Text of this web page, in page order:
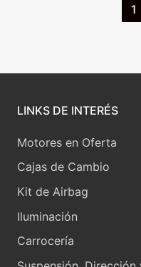
1
LINKS DE INTERÉS
Motores en Oferta
Cajas de Cambio
Kit de Airbag
Iluminación
Carrocería